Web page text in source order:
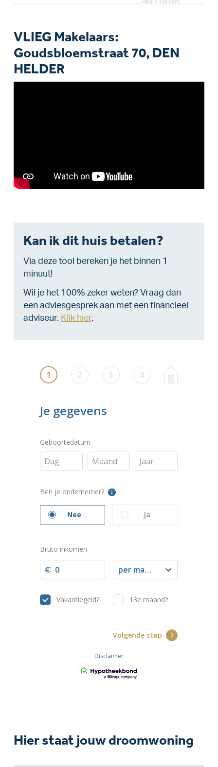
VLIEG Makelaars:
Goudsbloemstraat 70, DEN
HELDER
Kan ik dit huis betalen?
Via deze tool bereken je het binnen 1
minuut!
Wil je het 100% zeker weten? Vraag dan
een adviesgesprek aan met een financieel
adviseur. Klik hier.
Hier staat jouw droomwoning